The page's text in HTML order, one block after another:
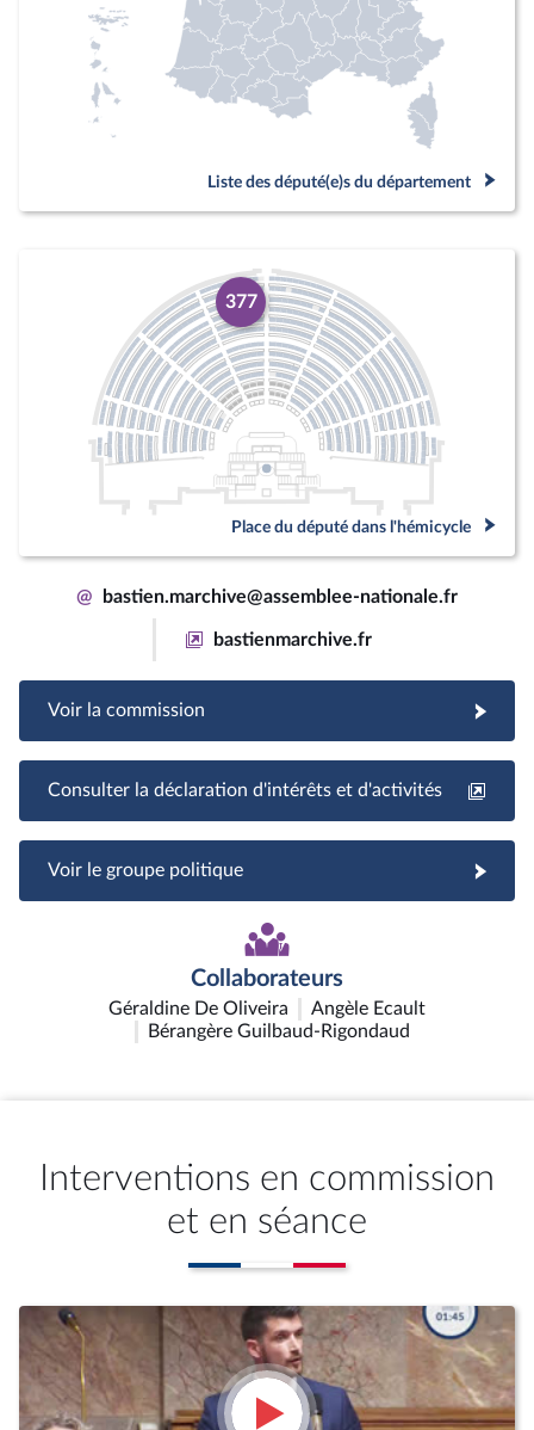
Liste des député(e)s du département
377
Place du député dans l'hémicycle
@ bastien.marchive@assemblee-nationale.fr
bastienmarchive.fr
Voir la commission
Consulter la déclaration d'intérêts et d'activités
Voir le groupe politique
Collaborateurs
Géraldine De Oliveira
Angèle Ecault
Bérangère Guilbaud-Rigondaud
Interventions en commission
et en séance